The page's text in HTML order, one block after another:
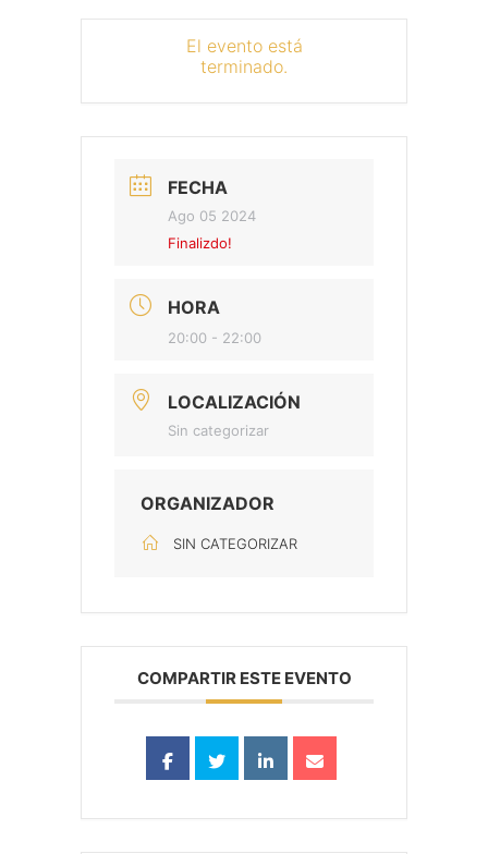
El evento está
terminado.
FECHA
Ago 05 2024
Finalizdo!
HORA
20:00 - 22:00
LOCALIZACIÓN
Sin categorizar
ORGANIZADOR
SIN CATEGORIZAR
COMPARTIR ESTE EVENTO